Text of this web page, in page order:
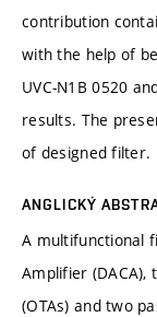
contribution
with the help of
UVC-N1B 0520
results. The
of designed filter.
ANGLICKÝ
A multifunctional
Amplifier
(OTAs) and two